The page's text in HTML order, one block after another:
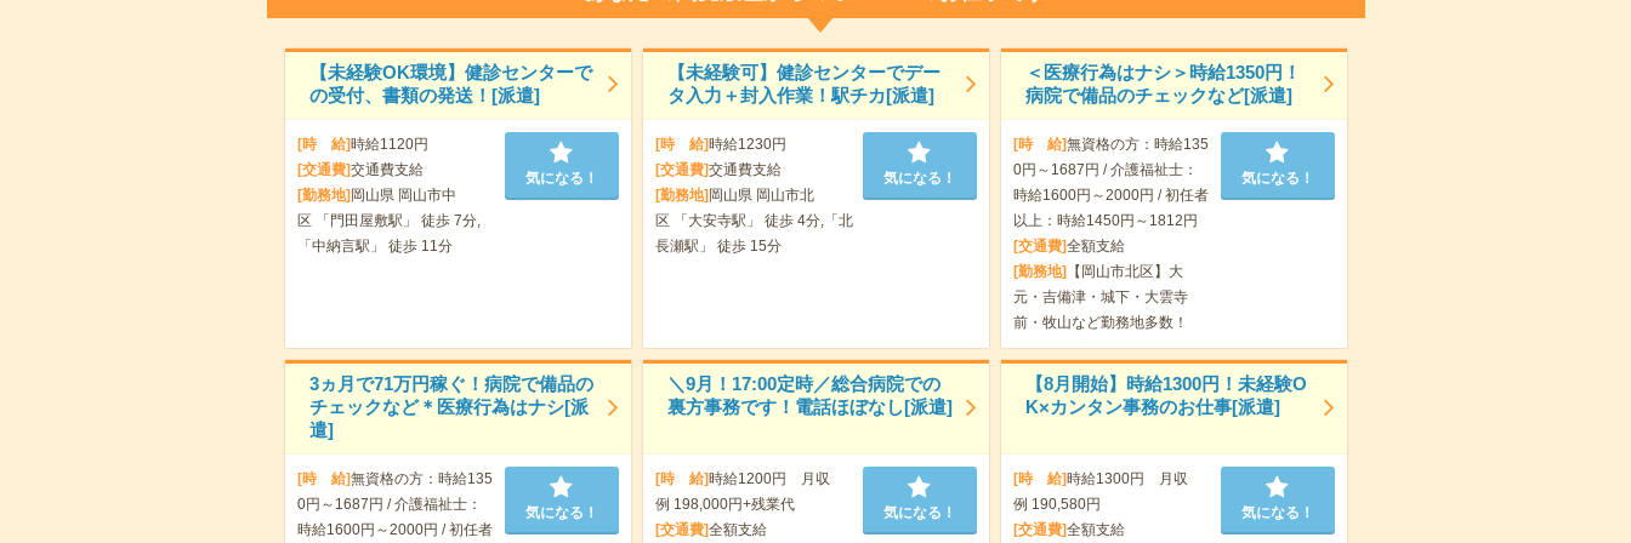
【未経験OK環境】健診センターで
の受付、書類の発送！[派遣]
[時 給]時給1120円
[交通費]交通費支給
[勤務地] 岡山県 岡山市中
区 「門田屋敷駅」 徒歩 7分,
「中納言駅」 徒歩 11分
気になる！
【未経験可】健診センターでデー
タ入力＋封入作業！駅チカ[派遣]
[時 給]時給1230円
[交通費]交通費支給
[勤務地] 岡山県 岡山市北
区 「大安寺駅」 徒歩 4分,「北
長瀬駅」 徒歩 15分
気になる！
＜医療行為はナシ＞時給1350円！
病院で備品のチェックなど[派遣]
[時 給]無資格の方：時給135
0円～1687円 / 介護福祉士：
時給1600円～2000円 / 初任者
以上：時給1450円～1812円
[交通費]全額支給
[勤務地]
【岡山市北区】大
元・吉備津・城下・大雲寺
前・牧山など勤務地多数！
気になる！
3ヵ月で71万円稼ぐ！病院で備品の
チェックなど＊医療行為はナシ[派
遣]
[時 給]無資格の方：時給135
0円～1687円 / 介護福祉士：
時給1600円～2000円 / 初任者
気になる！
＼9月！17:00定時／総合病院での
裏方事務です！電話ほぼなし[派遣]
[時 給]時給1200円 月収
例 198,000円+残業代
[交通費]全額支給
気になる！
【8月開始】時給1300円！未経験O
K×カンタン事務のお仕事[派遣]
[時 給]時給1300円 月収
例 190,580円
[交通費]全額支給
気になる！